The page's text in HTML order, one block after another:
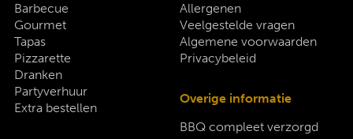
Barbecue
Gourmet
Tapas
Pizzarette
Dranken
Partyverhuur
Extra bestellen
Allergenen
Veelgestelde vragen
Algemene voorwaarden
Privacybeleid
Overige informatie
BBQ compleet verzorgd